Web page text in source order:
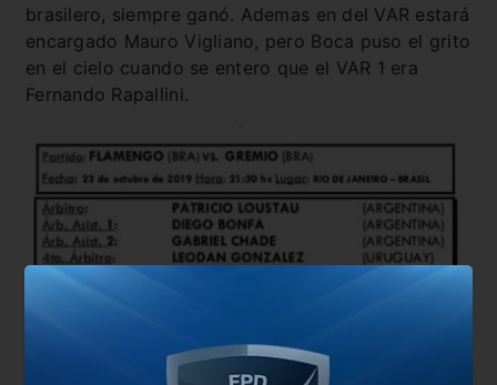
brasilero, siempre ganó. Ademas en del VAR estará
encargado Mauro Vigliano, pero Boca puso el grito
en el cielo cuando se entero que el VAR 1 era
Fernando Rapallini.